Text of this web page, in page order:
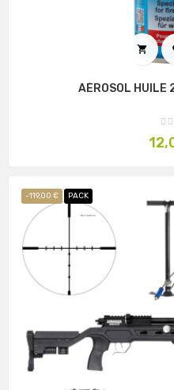

AÉROSOL HUILE
Prix
-119,00 € PACK